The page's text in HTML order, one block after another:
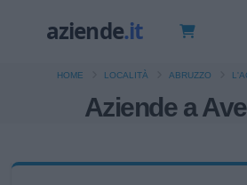
Aziende a
HOME LOCALITÀ ABRUZZO